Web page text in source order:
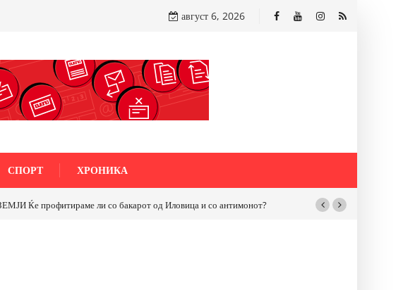
август 6, 2026
СПОРТ ХРОНИКА
ли со бакарот од Иловица и со антимонот?